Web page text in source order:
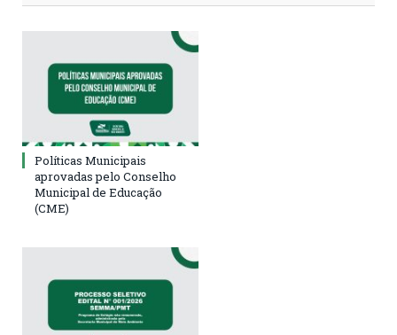
Políticas Municipais
aprovadas pelo Conselho
Municipal de Educação
(CME)